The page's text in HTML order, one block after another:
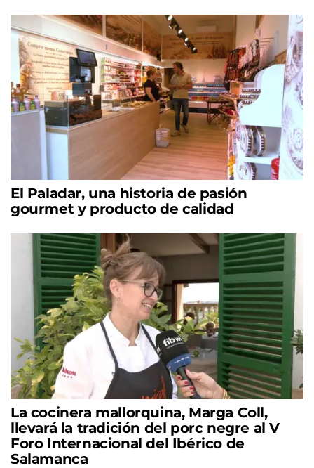
El Paladar, una historia de pasión
gourmet y producto de calidad
La cocinera mallorquina, Marga Coll,
llevará la tradición del porc negre al V
Foro Internacional del Ibérico de
Salamanca